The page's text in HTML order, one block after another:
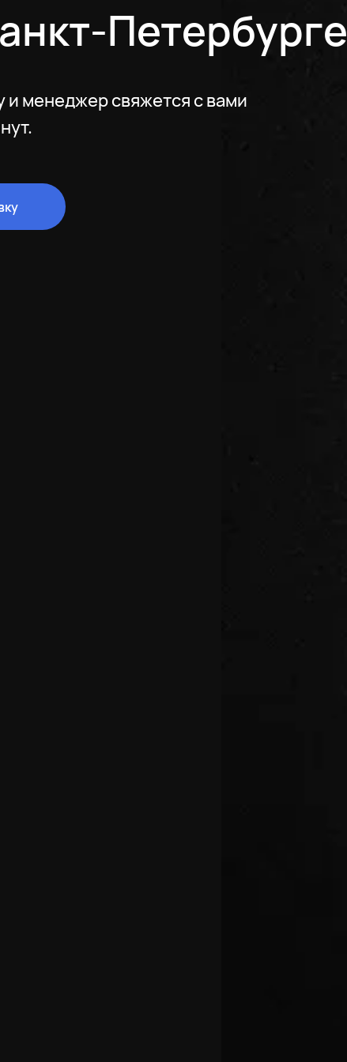
Петербурге
и менеджер свяжется с вами